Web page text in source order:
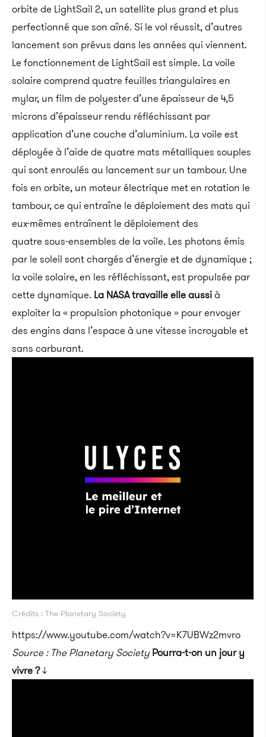
orbite de LightSail 2, un satellite plus grand et plus
perfectionné que son aîné. Si le vol réussit, d’autres
lancement son prévus dans les années qui viennent.
Le fonctionnement de LightSail est simple. La voile
solaire comprend quatre feuilles triangulaires en
mylar, un film de polyester d’une épaisseur de 4,5
microns d’épaisseur rendu réfléchissant par
application d’une couche d’aluminium. La voile est
déployée à l’aide de quatre mats métalliques souples
qui sont enroulés au lancement sur un tambour. Une
fois en orbite, un moteur électrique met en rotation le
tambour, ce qui entraîne le déploiement des mats qui
eux-mêmes entraînent le déploiement des
quatre sous-ensembles de la voile. Les photons émis
par le soleil sont chargés d’énergie et de dynamique ;
la voile solaire, en les réfléchissant, est propulsée par
cette dynamique. La NASA travaille elle aussià
exploiter la « propulsion photonique » pour envoyer
des engins dans l’espace à une vitesse incroyable et
sans carburant.
Crédits : The Planetary Society
https://www.youtube.com/watch?v=K7UBWz2mvro
Source : The Planetary Society Pourra-t-on un jour y
vivre ?↓